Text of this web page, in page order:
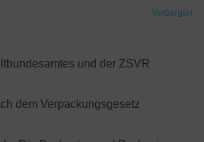
Verbergen
und der ZSVR
dem Verpackungsgesetz